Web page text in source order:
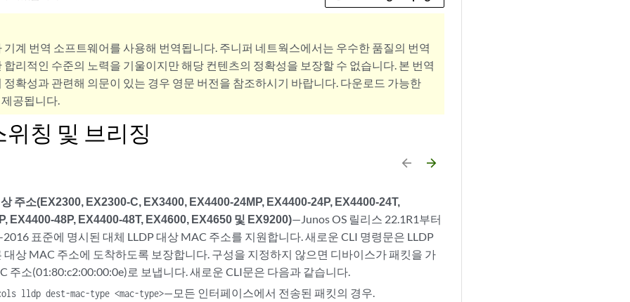
기계 번역 소프트웨어를 사용해 번역됩니다. 주니퍼 네트웍스에서는 우수한 품질의 번역
합리적인 수준의 노력을 기울이지만 해당 컨텐츠의 정확성을 보장할 수 없습니다. 본 번역
정확성과 관련해 의문이 있는 경우 영문 버전을 참조하시기 바랍니다. 다운로드 가능한
공됩니다.
위칭 및 브리징
arrow_backward arrow_forward
주소(EX2300, EX2300-C, EX3400, EX4400-24MP, EX4400-24P, EX4400-24T,
EX4400-48P, EX4400-48T, EX4600, EX4650 및 EX9200)—Junos OS 릴리스 22.1R1부터
2016 표준에 명시된 대체 LLDP 대상 MAC 주소를 지원합니다. 새로운 CLI 명령문은 LLDP
대상 MAC 주소에 도착하도록 보장합니다. 구성을 지정하지 않으면 디바이스가 패킷을 가
주소(01:80:c2:00:00:0e)로 보냅니다. 새로운 CLI문은 다음과 같습니다.
lldp dest-mac-type <mac-type>—모든 인터페이스에서 전송된 패킷의 경우.